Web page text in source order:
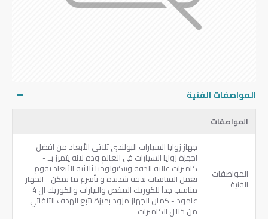
المواصفات الفنية
المواصفات
المواصفات
الفنية
جهاز زوايا السيارات البولندي ثلاثي الأبعاد من افضل
اجهزة زوايا السيارات فى العالم وده لانه يتميز بــ -
كاميرات عالية الدقة وبتكنولوجيا ثلاثية الأبعاد تقوم
بعمل القياسات بدقة شديدة و بأسرع ما يمكن - الجهاز
مناسب جداً للكوريك المقص والبيارات والكوريك ال 4
عامود - كمان الجهاز مزود بميزة تتبع الهدف التلقائي
من خلال الكاميرات